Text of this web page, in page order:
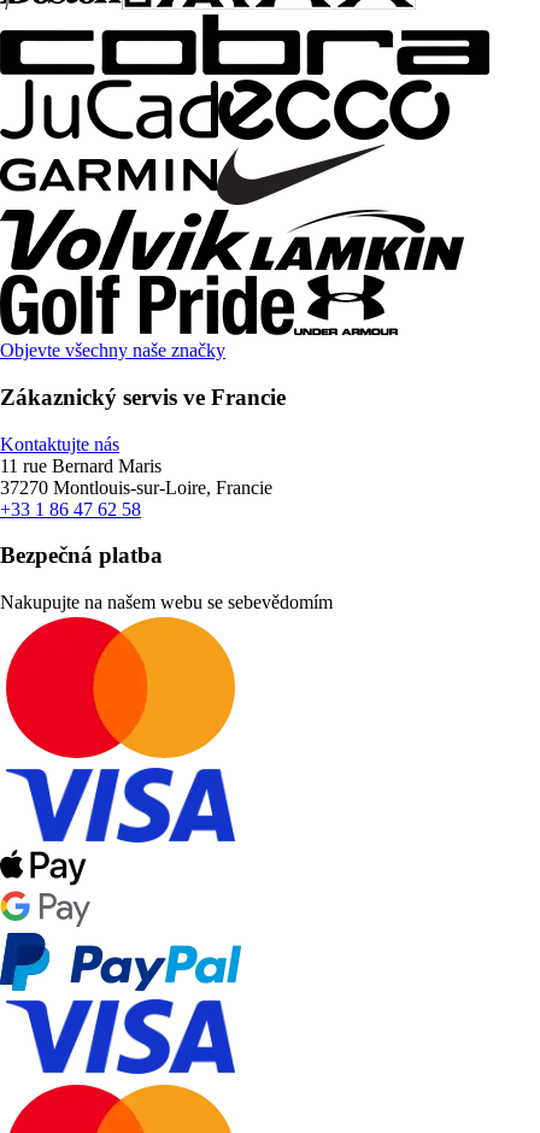
Objevte všechny naše značky
Zákaznický servis ve Francie
Kontaktujte nás
11 rue Bernard Maris
37270 Montlouis-sur-Loire, Francie
+33 1 86 47 62 58
Bezpečná platba
Nakupujte na našem webu se sebevědomím